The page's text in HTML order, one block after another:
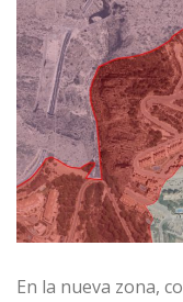
En la nueva zona,